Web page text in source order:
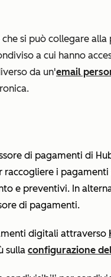
si può collegare
a cui hanno
da un'email
di pagamenti di
raccogliere i
e preventivi. In
di pagamenti.
digitali attraverso
sulla configurazione